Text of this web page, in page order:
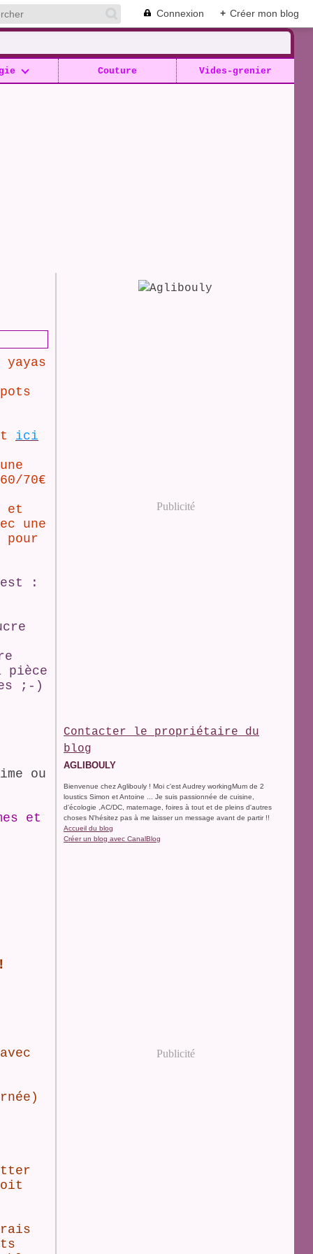
Connexion + Créer mon blog
Couture Vides-grenier
ici
70€
et
une
pour
:
pièce
;-)
ou
et
Publicité
Contacter le propriétaire du
blog
AGLIBOULY
Bienvenue chez Aglibouly ! Moi c'est Audrey workingMum de 2
loustics Simon et Antoine ... Je suis passionnée de cuisine,
d'écologie ,AC/DC, maternage, foires à tout et de pleins d'autres
choses N'hésitez pas à me laisser un message avant de partir !!
Accueil du blog
Créer un blog avec CanalBlog
Publicité